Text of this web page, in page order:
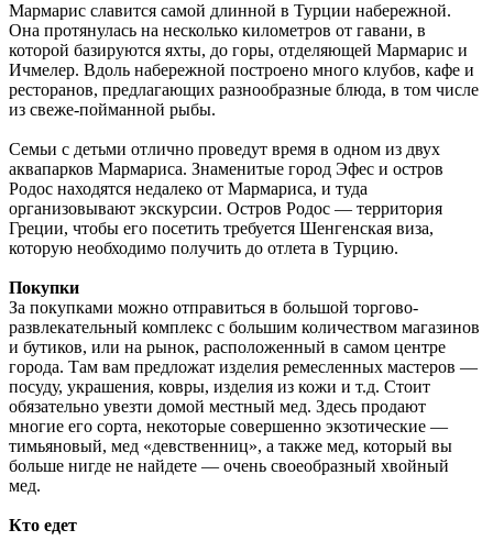
Мармарис славится самой длинной в Турции набережной.
Она протянулась на несколько километров от гавани, в
которой базируются яхты, до горы, отделяющей Мармарис и
Ичмелер. Вдоль набережной построено много клубов, кафе и
ресторанов, предлагающих разнообразные блюда, в том числе
из свеже-пойманной рыбы.
Семьи с детьми отлично проведут время в одном из двух
аквапарков Мармариса. Знаменитые город Эфес и остров
Родос находятся недалеко от Мармариса, и туда
организовывают экскурсии. Остров Родос — территория
Греции, чтобы его посетить требуется Шенгенская виза,
которую необходимо получить до отлета в Турцию.
Покупки
За покупками можно отправиться в большой торгово-
развлекательный комплекс с большим количеством магазинов
и бутиков, или на рынок, расположенный в самом центре
города. Там вам предложат изделия ремесленных мастеров —
посуду, украшения, ковры, изделия из кожи и т.д. Стоит
обязательно увезти домой местный мед. Здесь продают
многие его сорта, некоторые совершенно экзотические —
тимьяновый, мед «девственниц», а также мед, который вы
больше нигде не найдете — очень своеобразный хвойный
мед.
Кто едет